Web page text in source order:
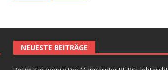
NEUESTE BEITRÄGE